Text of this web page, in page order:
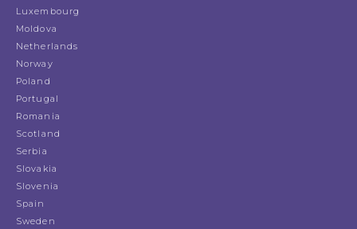
Luxembourg
Moldova
Netherlands
Norway
Poland
Portugal
Romania
Scotland
Serbia
Slovakia
Slovenia
Spain
Sweden